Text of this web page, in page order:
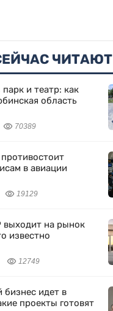
ЧИТАЮТ
и театр: как
область
70389
в авиации
19129
выходит на рынок
известно
12749
бизнес идет в
проекты готовят